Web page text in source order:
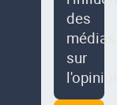
des
médias
sur